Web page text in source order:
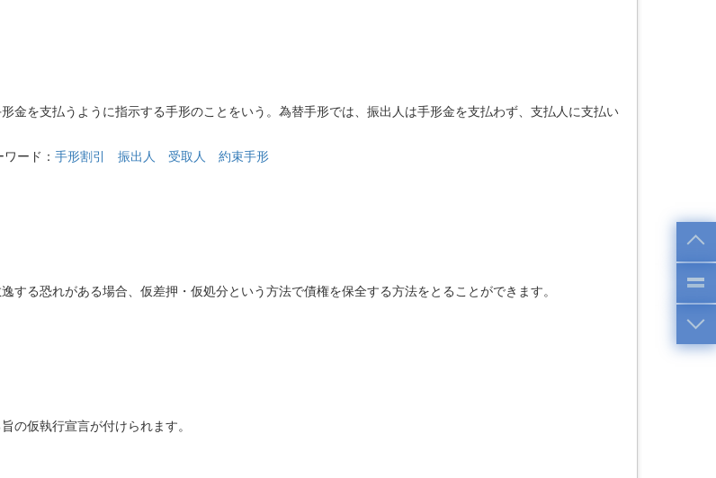
金を支払うように指示する手形のことをいう。為替手形では、振出人は手形金を支払わず、支払人に支払い
ード： 手形割引 振出人 受取人 約束手形
る恐れがある場合、仮差押・仮処分という方法で債権を保全する方法をとることができます。
の仮執行宣言が付けられます。